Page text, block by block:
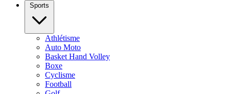
Sports
Athlétisme
Auto Moto
Basket Hand Volley
Boxe
Cyclisme
Football